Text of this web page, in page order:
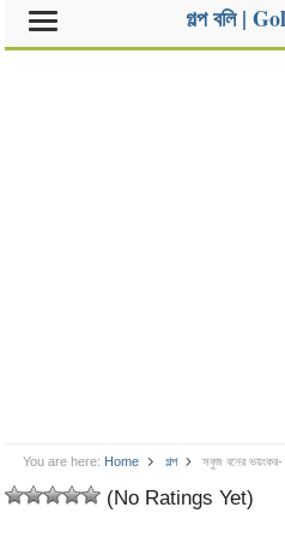
গল্প বলি |
You are here: Home গল্প সবুজ বনের ভয়ংকর-
(No Ratings Yet)